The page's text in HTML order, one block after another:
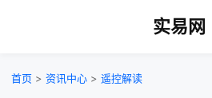
实易网
首页 > 资讯中心 > 遥控解读